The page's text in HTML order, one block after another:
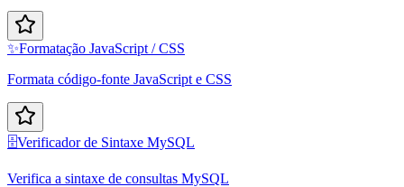
✨Formatação JavaScript / CSS
Formata código-fonte JavaScript e CSS
🗄️Verificador de Sintaxe MySQL
Verifica a sintaxe de consultas MySQL